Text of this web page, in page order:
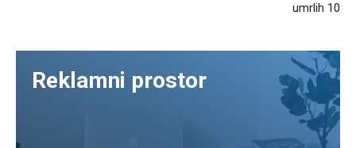
umrlih 10
Reklamni prostor